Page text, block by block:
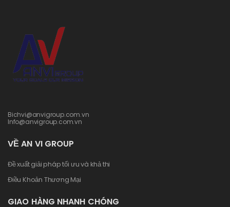
Bichvi@anvigroup.com.vn
Info@anvigroup.com.vn
VỀ AN VI GROUP
Đề xuất giải pháp tối ưu và khả thi
Điều Khoản Thương Mại
GIAO HÀNG NHANH CHÓNG